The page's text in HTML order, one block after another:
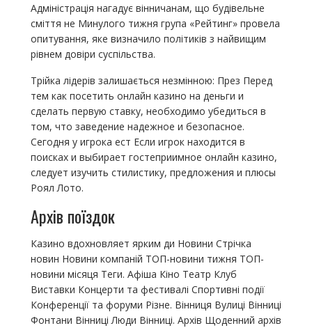
Адміністрація нагадує вінничанам, що будівельне
сміття не Минулого тижня група «Рейтинг» провела
опитування, яке визначило політиків з найвищим
рівнем довіри суспільства.
Трійка лідерів залишається незмінною: През Перед
тем как посетить онлайн казино на деньги и
сделать первую ставку, необходимо убедиться в
том, что заведение надежное и безопасное.
Сегодня у игрока ест Если игрок находится в
поисках и выбирает гостеприимное онлайн казино,
следует изучить стилистику, предложения и плюсы
Роял Лото.
Архів поїздок
Казино вдохновляет ярким ди Новини Стрічка
новин Новини компаній ТОП-новини тижня ТОП-
новини місяця Теги. Афіша Кіно Театр Клуб
Виставки Концерти та фестивалі Спортивні події
Конференції та форуми Різне. Вінниця Вулиці Вінниці
Фонтани Вінниці Люди Вінниці. Архів Щоденний архів